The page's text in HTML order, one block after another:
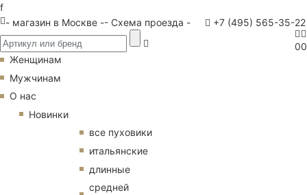
f
- магазин в Москве -- Схема проезда - +7 (495) 565-35-22
00
Женщинам
Мужчинам
О нас
Новинки
все пуховики
итальянские
длинные
средней